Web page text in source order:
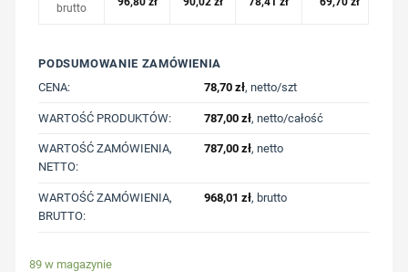
brutto
PODSUMOWANIE ZAMÓWIENIA
CENA:
78,70 zł, netto/szt
WARTOŚĆ PRODUKTÓW: 787,00 zł, netto/całość
WARTOŚĆ ZAMÓWIENIA,
NETTO:
787,00 zł, netto
WARTOŚĆ ZAMÓWIENIA,
BRUTTO:
968,01 zł, brutto
89 w magazynie